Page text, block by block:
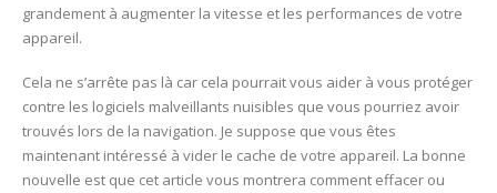
grandement à augmenter la vitesse et les performances de votre
appareil.
Cela ne s’arrête pas là car cela pourrait vous aider à vous protéger
contre les logiciels malveillants nuisibles que vous pourriez avoir
trouvés lors de la navigation. Je suppose que vous êtes
maintenant intéressé à vider le cache de votre appareil. La bonne
nouvelle est que cet article vous montrera comment effacer ou